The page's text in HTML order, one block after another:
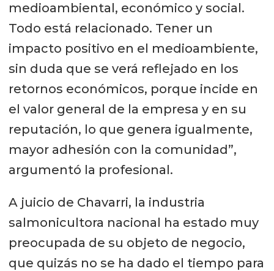
medioambiental, económico y social.
Todo está relacionado. Tener un
impacto positivo en el medioambiente,
sin duda que se verá reflejado en los
retornos económicos, porque incide en
el valor general de la empresa y en su
reputación, lo que genera igualmente,
mayor adhesión con la comunidad”,
argumentó la profesional.
A juicio de Chavarri, la industria
salmonicultora nacional ha estado muy
preocupada de su objeto de negocio,
que quizás no se ha dado el tiempo para